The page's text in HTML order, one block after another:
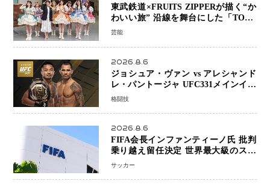
東武鉄道×FRUITS ZIPPERが描く“か
わいい旅” 沿線を舞台にした「TOBU
KAWAII PROJECT」が開幕
芸能
2026.8.6
ジョシュア・ヴァン vs アレシャンド
レ・パントージャ UFC331メインイベ
ントで再戦決定 「完全決着」に世界
王座挑戦は再び遠のく
格闘技
2026.8.6
FIFA会長インファンティーノ氏 批判
乗り越え留任決定 世界最大級のスポ
ーツ組織を支える「権威」は揺るがず
サッカー